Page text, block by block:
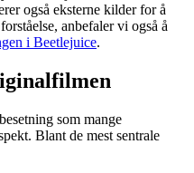
også eksterne kilder for å
anbefaler vi også å
i Beetlejuice.
som mange
Blant de mest sentrale